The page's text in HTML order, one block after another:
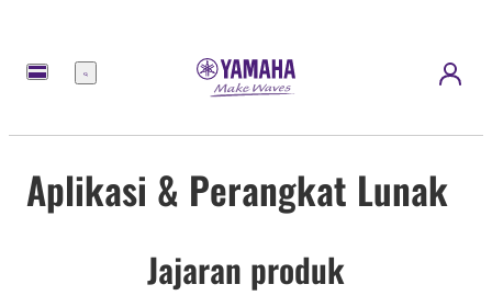
Menu
Aplikasi & Perangkat Lunak
Jajaran produk